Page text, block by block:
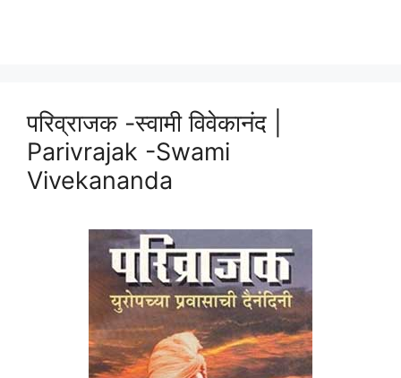
परिव्राजक -स्वामी विवेकानंद |
Parivrajak -Swami
Vivekananda